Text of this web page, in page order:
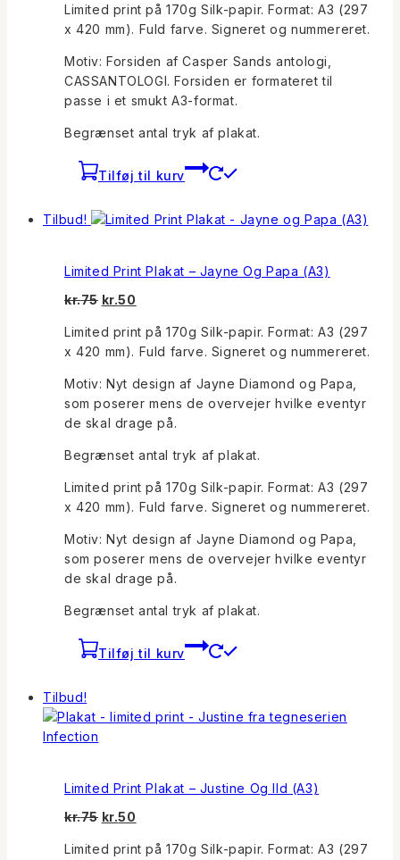
Limited print på 170g Silk-papir. Format: A3 (297
x 420 mm). Fuld farve. Signeret og nummereret.
Motiv: Forsiden af Casper Sands antologi,
CASSANTOLOGI. Forsiden er formateret til
passe i et smukt A3-format.
Begrænset antal tryk af plakat.
Tilføj til kurv
Tilbud!
Limited Print Plakat – Jayne Og Papa (A3)
kr.75 Den
pris
var:
kr.75.
kr.50
pris
er:
kr.50.
Limited print på 170g Silk-papir. Format: A3 (297
x 420 mm). Fuld farve. Signeret og nummereret.
Motiv: Nyt design af Jayne Diamond og Papa,
som poserer mens de overvejer hvilke eventyr
de skal drage på.
Begrænset antal tryk af plakat.
Limited print på 170g Silk-papir. Format: A3 (297
x 420 mm). Fuld farve. Signeret og nummereret.
Motiv: Nyt design af Jayne Diamond og Papa,
som poserer mens de overvejer hvilke eventyr
de skal drage på.
Begrænset antal tryk af plakat.
Tilføj til kurv
Tilbud!
Limited Print Plakat – Justine Og Ild (A3)
kr.75 Den
pris
kr.50
pris
Limited print på 170g Silk-papir. Format: A3 (297